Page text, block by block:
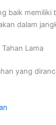
baik memiliki
dalam
Lama
yang